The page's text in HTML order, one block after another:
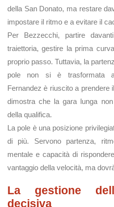
della San Donato, ma restare
impostare il ritmo e a evitare il
Per Bezzecchi, partire
traiettoria, gestire la prima
proprio passo. Tuttavia, la
pole non si è trasformata
Fernandez è riuscito a prendere
dimostra che la gara lunga
della qualifica.
La pole è una posizione
di più. Servono partenza,
mentale e capacità di
vantaggio della velocità, ma
La gestione
decisiva